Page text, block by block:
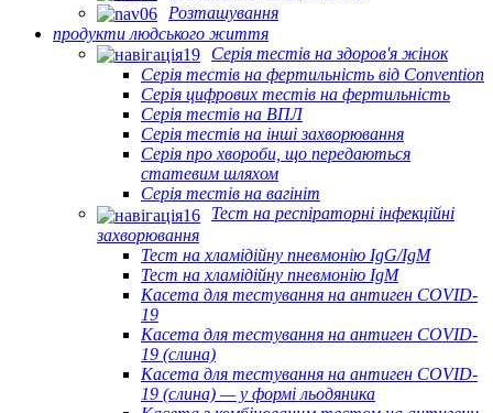
Розташування
продукти людського життя
Серія тестів на здоров'я жінок
Серія тестів на фертильність від Convention
Серія цифрових тестів на фертильність
Серія тестів на ВПЛ
Серія тестів на інші захворювання
Серія про хвороби, що передаються
статевим шляхом
Серія тестів на вагініт
Тест на респіраторні інфекційні
захворювання
Тест на хламідійну пневмонію IgG/IgM
Тест на хламідійну пневмонію IgM
Касета для тестування на антиген COVID-
19
Касета для тестування на антиген COVID-
19 (слина)
Касета для тестування на антиген COVID-
19 (слина) — у формі льодяника